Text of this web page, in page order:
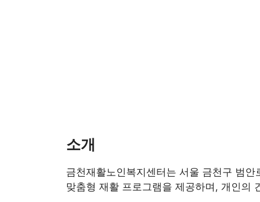
소개
금천재활노인복지센터는 서울 금천구 범
맞춤형 재활 프로그램을 제공하며, 개인의